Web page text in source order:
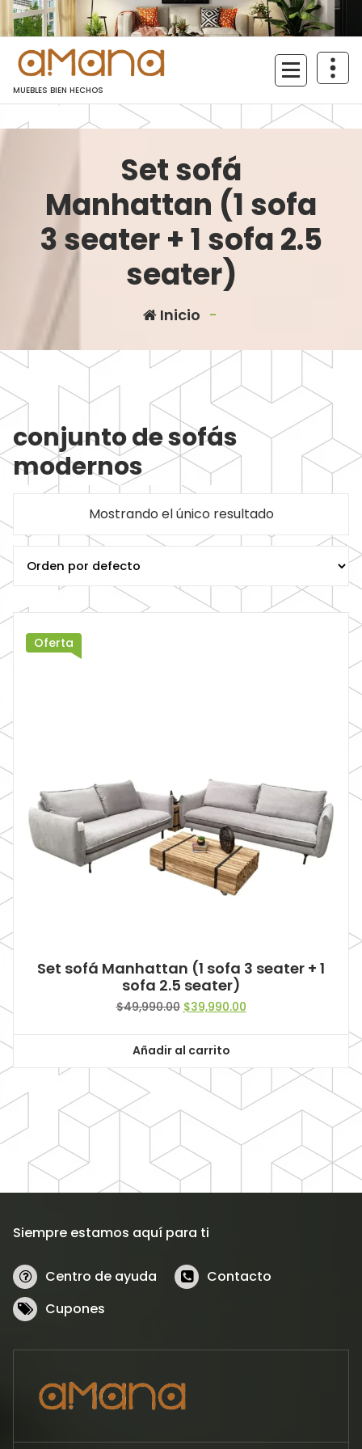
Saltar
al
contenido
MUEBLES BIEN HECHOS
Set sofá
Manhattan (1 sofa
3 seater + 1 sofa 2.5
seater)
Inicio -
conjunto de sofás
modernos
Mostrando el único resultado
Oferta
Set sofá Manhattan (1 sofa 3 seater + 1
sofa 2.5 seater)
$49,990.00 Original
$49,990.00.
$39,990.00Current
Añadir al carrito
Siempre estamos aquí para ti
Centro de ayuda
Contacto
Cupones